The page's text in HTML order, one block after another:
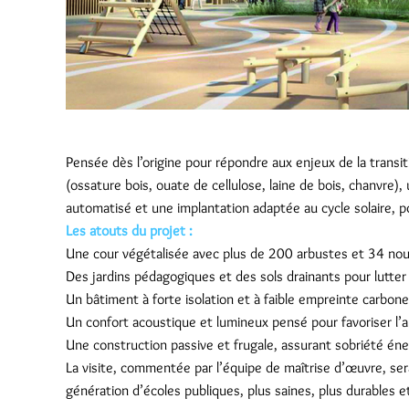
Pensée dès l’origine pour répondre aux enjeux de la
(ossature bois, ouate de cellulose, laine de bois,
automatisé et une implantation adaptée au cycle solaire,
Les atouts du projet :
Une cour végétalisée avec plus de 200 arbustes et 34
Des jardins pédagogiques et des sols drainants pour
Un bâtiment à forte isolation et à faible empreinte carbone
Un confort acoustique et lumineux pensé pour favoriser
Une construction passive et frugale, assurant sobriété
La visite, commentée par l’équipe de maîtrise d’œuvre,
génération d’écoles publiques, plus saines, plus durables